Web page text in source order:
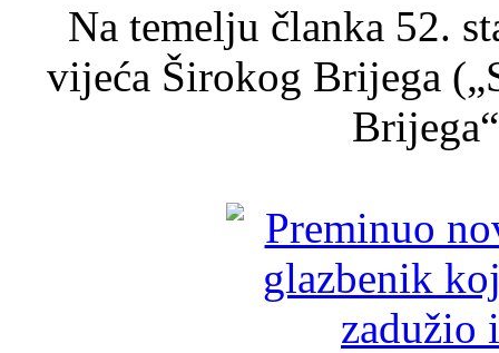
Na temelju članka 52.
vijeća Širokog Brijega